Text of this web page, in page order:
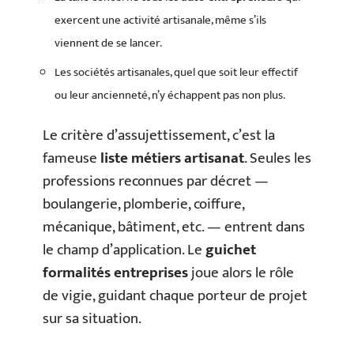
exercent une activité artisanale, même s’ils
viennent de se lancer.
Les sociétés artisanales, quel que soit leur effectif
ou leur ancienneté, n’y échappent pas non plus.
Le critère d’assujettissement, c’est la
fameuseliste métiers artisanat. Seules les
professions reconnues par décret —
boulangerie, plomberie, coiffure,
mécanique, bâtiment, etc. — entrent dans
le champ d’application. Leguichet
formalités entreprisesjoue alors le rôle
de vigie, guidant chaque porteur de projet
sur sa situation.